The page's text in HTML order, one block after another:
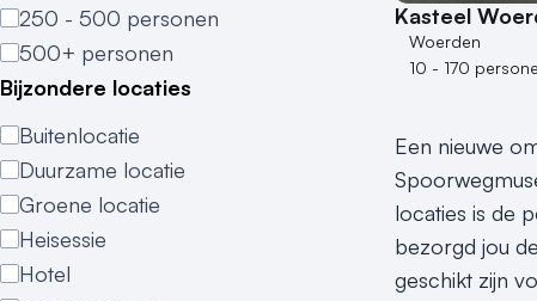
250 - 500 personen
500+ personen
Bijzondere locaties
Buitenlocatie
Duurzame locatie
Groene locatie
Heisessie
Hotel
Kasteel
Woerden
10 - 170
Een nieuwe
locaties is de
bezorgd jou
geschikt zijn